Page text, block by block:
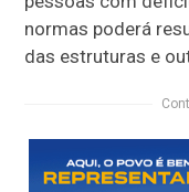
normas poderá
das estruturas e